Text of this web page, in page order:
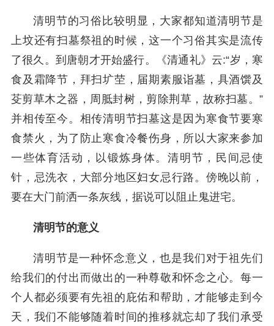
清明节的习俗比较明显，大家都知道清明节是
上坟还有扫墓祭祖的时候，这一个习俗其实是流传
了很久。到唐朝才开始盛行。《清通礼》云:“岁，寒
食及霜降节，拜扫圹茔，届期素服诣墓，具酒馔及
芟剪草木之器，周胝封树，剪除荆草，故称扫墓。”
并相传至今。相传清明节扫墓这是因为寒食节要寒
食禁火，为了防止寒食冷餐伤身，所以大家来参加
一些体育活动，以锻炼身体。清明节，民间忌使
针，忌洗衣，大部分地区妇女忌行路。傍晚以前，
要在大门前洒一条灰线，据说可以阻止鬼进宅。
清明节的意义
清明节是一种怀念意义，也是我们对于祖先们
给我们的付出而做出的一种尊敬和怀念之心。每一
个人都必须要有先祖的庇佑和帮助，才能够走到今
天，我们不能够随着时间的推移就忘却了我们承受